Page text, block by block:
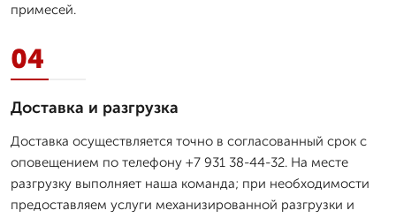
примесей.
04
Доставка и разгрузка
Доставка осуществляется точно в согласованный срок с
оповещением по телефону +7 931 38-44-32. На месте
разгрузку выполняет наша команда; при необходимости
предоставляем услуги механизированной разгрузки и